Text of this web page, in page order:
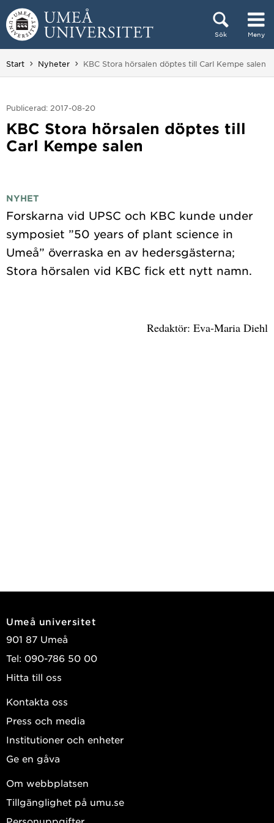
Hoppa direkt till innehållet
Sök Meny
Huvudmenyn dold.
Start Nyheter Du är här:
KBC Stora hörsalen döptes till Carl Kempe salen
Publicerad: 2017-08-20
KBC Stora hörsalen döptes till
Carl Kempe salen
NYHET
Forskarna vid UPSC och KBC kunde under
symposiet ”50 years of plant science in
Umeå” överraska en av hedersgästerna;
Redaktör: Eva-Maria Diehl
Umeå universitet
901 87 Umeå
Tel: 090-786 50 00
Hitta till oss
Kontakta oss
Press och media
Institutioner och enheter
Ge en gåva
Om webbplatsen
Tillgänglighet på umu.se